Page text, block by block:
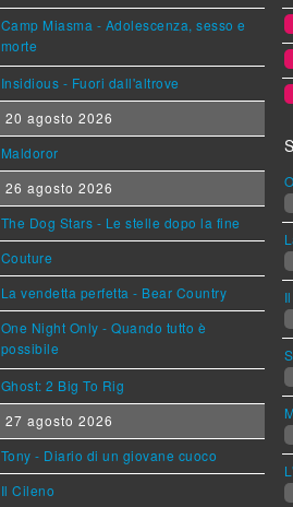
Camp Miasma - Adolescenza, sesso e
morte
Insidious - Fuori dall'altrove
20 agosto 2026
Maldoror
26 agosto 2026
The Dog Stars - Le stelle dopo la fine
Couture
La vendetta perfetta - Bear Country
One Night Only - Quando tutto è
possibile
Ghost: 2 Big To Rig
27 agosto 2026
Tony - Diario di un giovane cuoco
Il Cileno